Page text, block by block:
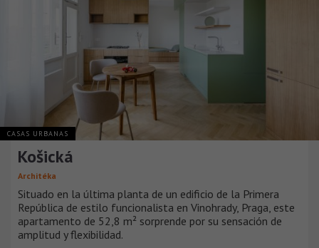
CASAS URBANAS
Košická
Architéka
Situado en la última planta de un edificio de la Primera
República de estilo funcionalista en Vinohrady, Praga, este
apartamento de 52,8 m² sorprende por su sensación de
amplitud y flexibilidad.